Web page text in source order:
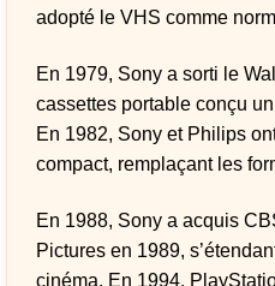
adopté le VHS comme
En 1979, Sony a sorti le
cassettes portable conçu
En 1982, Sony et Philips
compact, remplaçant les
En 1988, Sony a acquis
Pictures en 1989,
cinéma. En 1994,